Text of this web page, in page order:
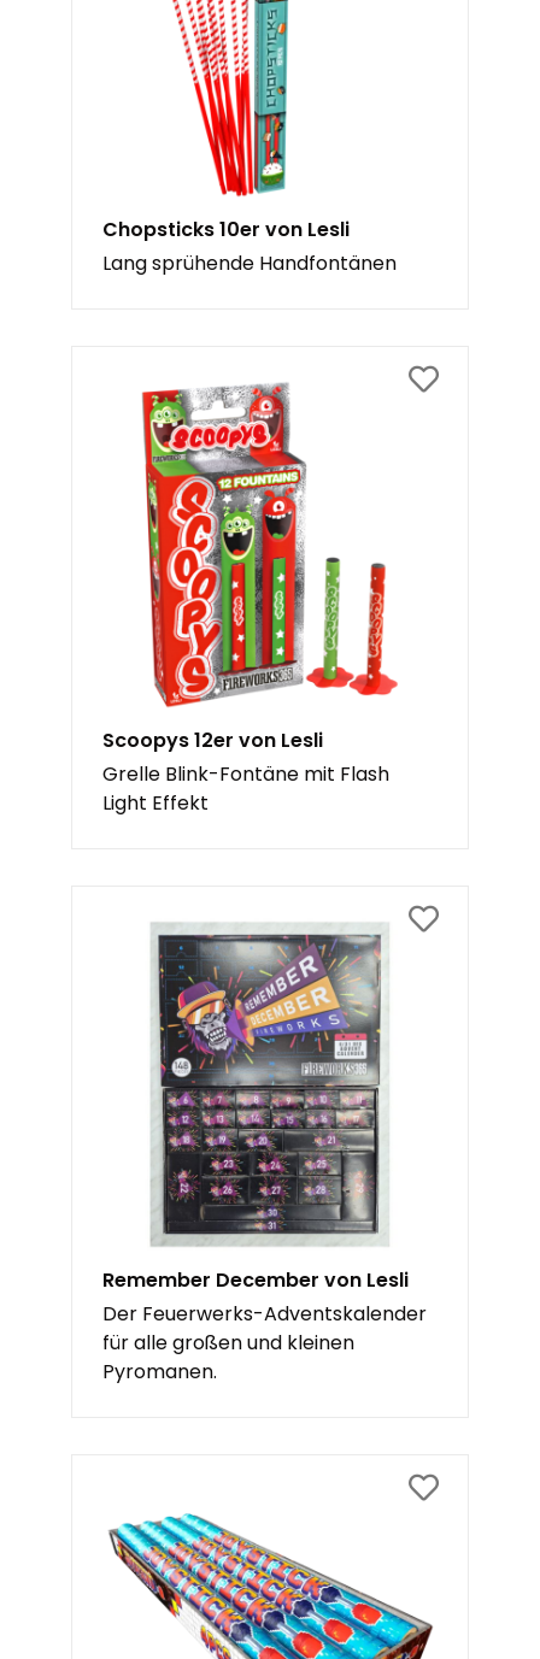
Chopsticks 10er von Lesli
Lang sprühende Handfontänen
Scoopys 12er von Lesli
Grelle Blink-Fontäne mit Flash
Light Effekt
Remember December von Lesli
Der Feuerwerks-Adventskalender
für alle großen und kleinen
Pyromanen.